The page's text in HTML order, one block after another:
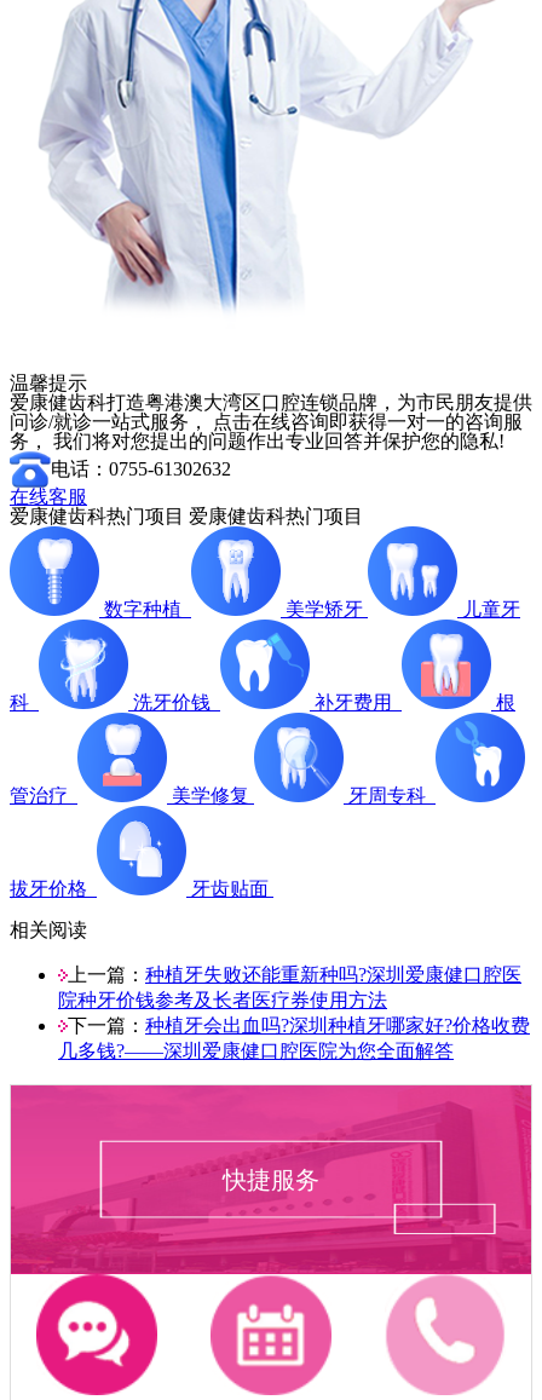
温馨提示
爱康健齿科打造粤港澳大湾区口腔连锁品牌，为市民朋友提供
问诊/就诊一站式服务， 点击在线咨询即获得一对一的咨询服
务， 我们将对您提出的问题作出专业回答并保护您的隐私!
电话：0755-61302632
在线客服
爱康健齿科热门项目 爱康健齿科热门项目
数字种植 美学矫牙 儿童牙
科 洗牙价钱 补牙费用 根
管治疗 美学修复 牙周专科
拔牙价格
牙齿贴面
相关阅读
上一篇： 种植牙失败还能重新种吗?深圳爱康健口腔医
院种牙价钱参考及长者医疗券使用方法
下一篇： 种植牙会出血吗?深圳种植牙哪家好?价格收费
几多钱?——深圳爱康健口腔医院为您全面解答
快捷服务